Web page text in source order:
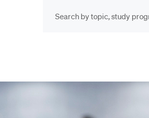
Lehrpersonen